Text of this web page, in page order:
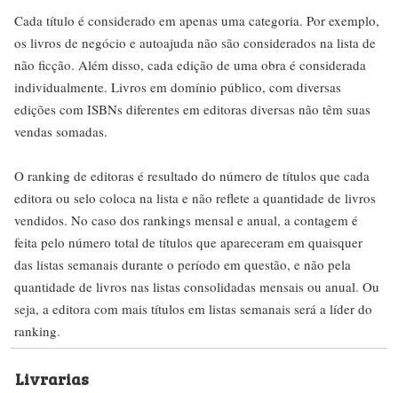
Cada título é considerado em apenas uma categoria. Por exemplo,
os livros de negócio e autoajuda não são considerados na lista de
não ficção. Além disso, cada edição de uma obra é considerada
individualmente. Livros em domínio público, com diversas
edições com ISBNs diferentes em editoras diversas não têm suas
vendas somadas.
O ranking de editoras é resultado do número de títulos que cada
editora ou selo coloca na lista e não reflete a quantidade de livros
vendidos. No caso dos rankings mensal e anual, a contagem é
feita pelo número total de títulos que apareceram em quaisquer
das listas semanais durante o período em questão, e não pela
quantidade de livros nas listas consolidadas mensais ou anual. Ou
seja, a editora com mais títulos em listas semanais será a líder do
ranking.
Livrarias